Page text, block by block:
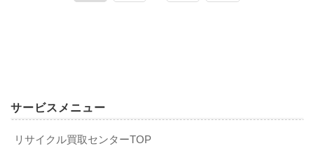
サービスメニュー
リサイクル買取センターTOP